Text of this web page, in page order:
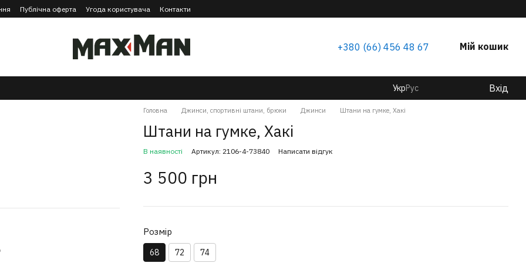
Публічна оферта Угода користувача Контакти
+380 (66) 456 48 67 Мій кошик
УкрРус Вхід
Головна Джинси, спортивні штани, брюки Джинси Штани на гумке, Хакі
Штани на гумке, Хакі
В наявності Артикул: 2106-4-73840 Написати відгук
3 500 грн
Розмір
68 72 74